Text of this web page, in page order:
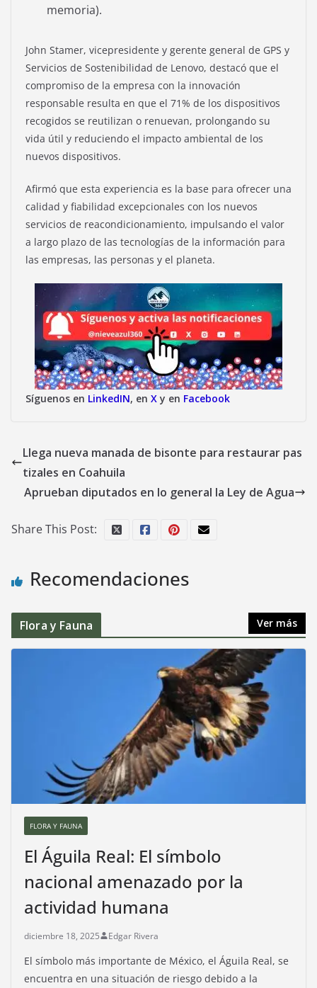
memoria).
John Stamer, vicepresidente y gerente general de GPS y
Servicios de Sostenibilidad de Lenovo, destacó que el
compromiso de la empresa con la innovación
responsable resulta en que el 71% de los dispositivos
recogidos se reutilizan o renuevan, prolongando su
vida útil y reduciendo el impacto ambiental de los
nuevos dispositivos.
Afirmó que esta experiencia es la base para ofrecer una
calidad y fiabilidad excepcionales con los nuevos
servicios de reacondicionamiento, impulsando el valor
a largo plazo de las tecnologías de la información para
las empresas, las personas y el planeta.
Síguenos en LinkedIN, en X y en Facebook
Llega nueva manada de bisonte para restaurar pas
tizales en Coahuila
Aprueban diputados en lo general la Ley de Agua
Share This Post:
Recomendaciones
Flora y Fauna Ver más
FLORA Y FAUNA
El Águila Real: El símbolo
nacional amenazado por la
actividad humana
diciembre 18, 2025 Edgar Rivera
El símbolo más importante de México, el Águila Real, se
encuentra en una situación de riesgo debido a la